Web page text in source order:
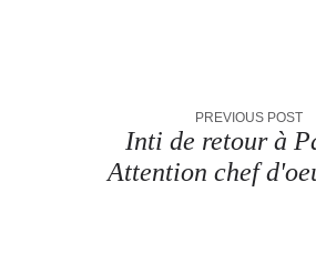
PREVIOUS POST
Inti de retour à
Attention chef